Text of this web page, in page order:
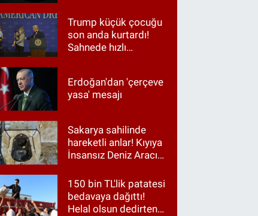
Trump küçük çocuğu
son anda kurtardı!
Sahnede hızlı
Erdoğan'dan 'çerçeve
yasa' mesajı
Sakarya sahilinde
hareketli anlar! Kıyıya
İnsansız Deniz Aracı
150 bin TL'lik patatesi
bedavaya dağıttı!
Helal olsun dedirten